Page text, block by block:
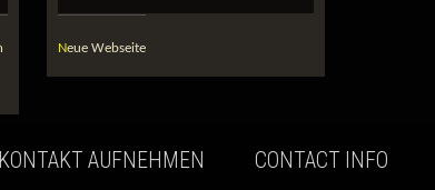
Neue Webseite
KONTAKT AUFNEHMEN CONTACT INFO